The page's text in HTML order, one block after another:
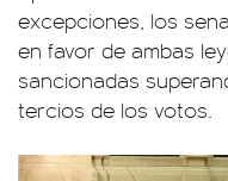
excepciones, los
en favor de ambas
sancionadas
tercios de los votos.